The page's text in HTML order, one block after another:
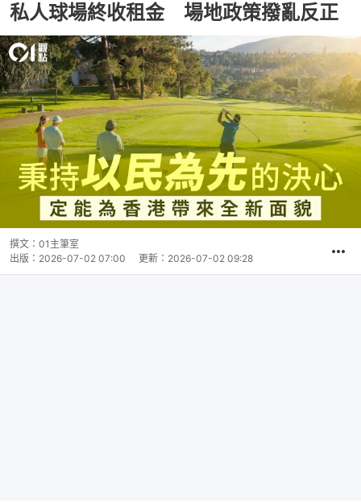
私人球場終收租金 場地政策撥亂反正
撰文： 01主筆室
出版： 2026-07-02 07:00 更新： 2026-07-02 09:28